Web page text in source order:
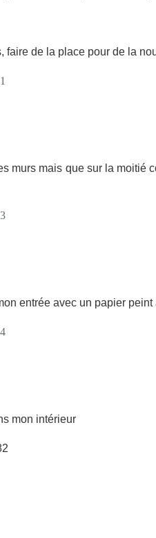
faire de la place pour de la
murs mais que sur la moitié
entrée avec un papier
mon intérieur